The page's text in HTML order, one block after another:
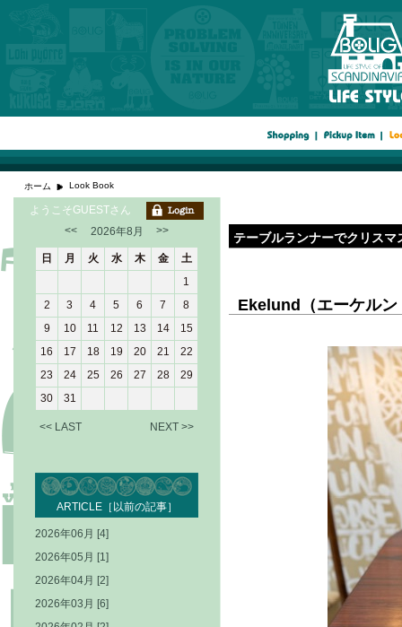
ホーム Look Book
テーブルランナーでクリスマ
Ekelund（エーケルン
ようこそGUESTさん
<<
2026年8月 >>
日 月 火 水 木 金
土
1
2
3 4 5 6 7
8
9
10 11 12 13 14
15
16
17 18 19 20 21
22
23
24 25 26 27 28
29
30
31
<< LAST NEXT >>
ARTICLE［以前の記事］
2026年06月 [4]
2026年05月 [1]
2026年04月 [2]
2026年03月 [6]